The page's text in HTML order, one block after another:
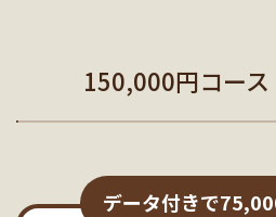
150,000円コース
データ付きで